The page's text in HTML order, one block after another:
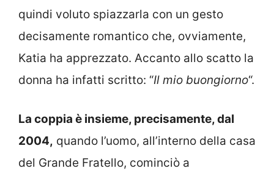
quindi voluto spiazzarla con un gesto
decisamente romantico che, ovviamente,
Katia ha apprezzato. Accanto allo scatto la
donna ha infatti scritto: “Il mio buongiorno“.
La coppia è insieme, precisamente, dal
2004, quando l’uomo, all’interno della casa
del Grande Fratello, cominciò a